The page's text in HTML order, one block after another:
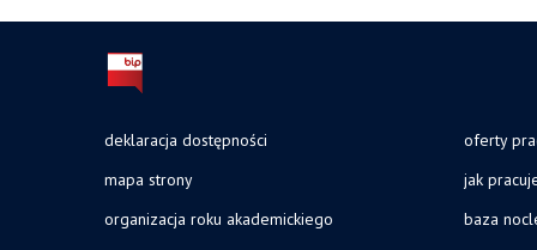
deklaracja dostępności
mapa strony
organizacja roku akademickiego
oferty
jak
baza